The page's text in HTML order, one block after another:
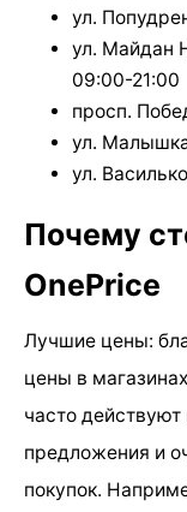
ул.
ул. Майдан
09:00-21:00
просп.
ул.
ул.
Почему
OnePrice
Лучшие цены:
цены в
часто
предложения и
покупок.